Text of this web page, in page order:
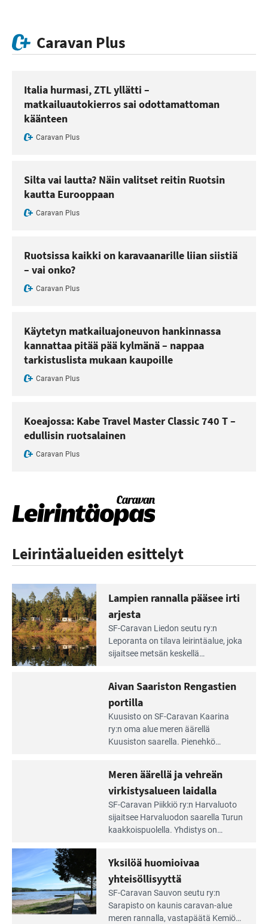
Caravan Plus
Italia hurmasi, ZTL yllätti –
matkailuautokierros sai odottamattoman
käänteen
Caravan Plus
Silta vai lautta? Näin valitset reitin Ruotsin
kautta Eurooppaan
Caravan Plus
Ruotsissa kaikki on karavaanarille liian siistiä
– vai onko?
Caravan Plus
Käytetyn matkailuajoneuvon hankinnassa
kannattaa pitää pää kylmänä – nappaa
tarkistuslista mukaan kaupoille
Caravan Plus
Koeajossa: Kabe Travel Master Classic 740 T –
edullisin ruotsalainen
Caravan Plus
Leirintäalueiden esittelyt
Lue
Leirintäoppaan
artikkeli:
Lampien
Lampien rannalla pääsee irti
arjesta
SF-Caravan Liedon seutu ry:n
Leporanta on tilava leirintäalue, joka
sijaitsee metsän kes­kellä
tarjoaa ympäris­töineen kauniit
maisemat ja loistavat virkistäytymis­
mahdollisuudet.
Aivan Saariston Rengastien
portilla
Kuusisto on SF-Caravan Kaarina
ry:n oma alue meren äärellä
Kuusiston saarella. Pie­nehkö
äärellä
ja
vehreän
virkistysalueen
laidalla
Meren äärellä ja vehreän
virkistysalueen laidalla
SF-Caravan Piikkiö ry:n Harvaluoto
sijait­see Harvaluodon saarella Turun
kaakkois­puolella. Yhdistys on
virkistysalueesta.
Lue
Leirintäoppaan
artikkeli:
Yksilöä huomioivaa
yhteisöllisyyttä
SF-Caravan Sauvon seutu ry:n
Sarapisto on kaunis caravan-alue
meren rannalla, vasta­päätä Kemiön